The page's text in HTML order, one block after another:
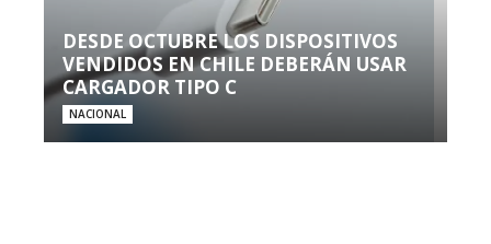
DESDE OCTUBRE LOS DISPOSITIVOS
VENDIDOS EN CHILE DEBERÁN USAR
CARGADOR TIPO C
NACIONAL